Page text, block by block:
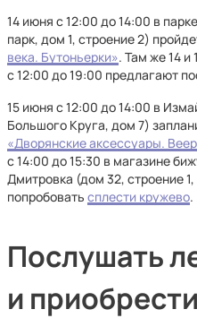
14 июня с 12:00 до 14:00 в
парк, дом 1, строение 2)
века. Бутоньерки». Там же 14 и
с 12:00 до 19:00 предлагают
15 июня с 12:00 до 14:00 в
Большого Круга, дом 7)
«Дворянские аксессуары.
с 14:00 до 15:30 в магазине
Дмитровка (дом 32, строение
попробовать сплести кружево.
Послушать
и